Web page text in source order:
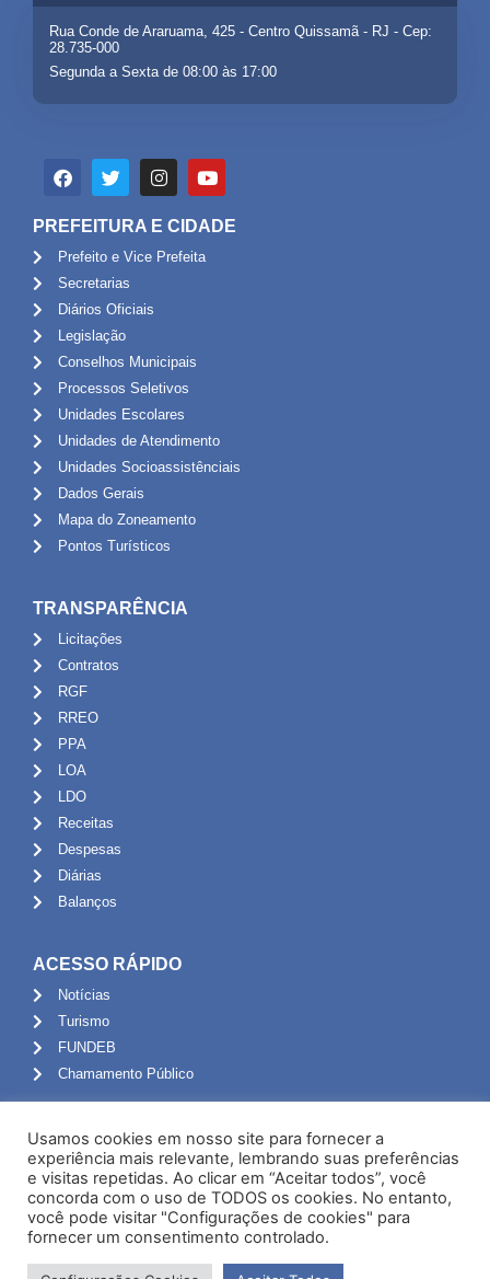
Rua Conde de Araruama, 425 - Centro Quissamã - RJ - Cep:
28.735-000
Segunda a Sexta de 08:00 às 17:00
PREFEITURA E CIDADE
Prefeito e Vice Prefeita
Secretarias
Diários Oficiais
Legislação
Conselhos Municipais
Processos Seletivos
Unidades Escolares
Unidades de Atendimento
Unidades Socioassistênciais
Dados Gerais
Mapa do Zoneamento
Pontos Turísticos
TRANSPARÊNCIA
Licitações
Contratos
RGF
RREO
PPA
LOA
LDO
Receitas
Despesas
Diárias
Balanços
ACESSO RÁPIDO
Notícias
Turismo
FUNDEB
Chamamento Público
Portal do Servidor
Webmail
Administração
Usamos cookies em nosso site para fornecer a
experiência mais relevante, lembrando suas preferências
e visitas repetidas. Ao clicar em “Aceitar todos”, você
concorda com o uso de TODOS os cookies. No entanto,
você pode visitar "Configurações de cookies" para
fornecer um consentimento controlado.